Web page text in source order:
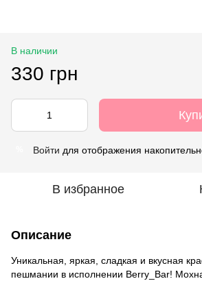
В наличии
330 грн
Войти для отображения
В избранное
Описание
Уникальная, яркая, сладкая и вкусная
пешмании в исполнении Berry_Bar!